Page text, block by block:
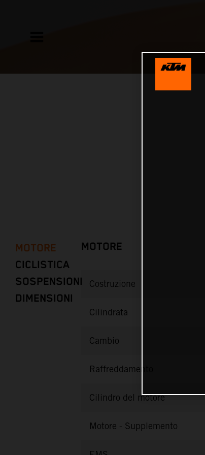
MOTORE
CICLISTICA
SOSPENSIONI
DIMENSIONI
MOTORE
Costruzione
Cilindrata
Cambio
Raffreddamento
Cilindro del motore
Motore - Supplemento